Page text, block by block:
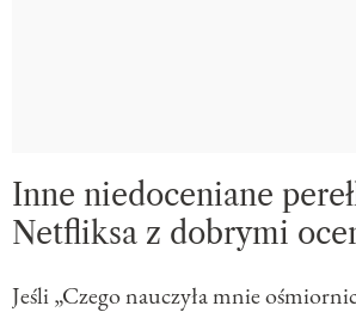
Inne niedoceniane
Netfliksa z dobrymi
Jeśli „Czego nauczyła mnie